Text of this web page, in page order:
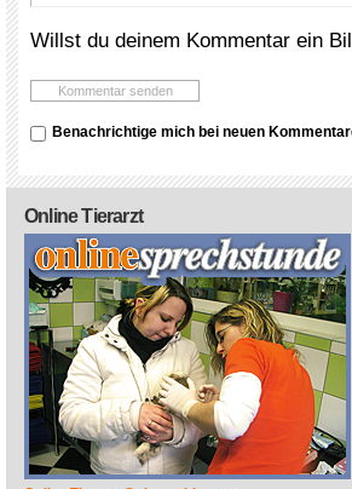
Willst du deinem Kommentar ein
Benachrichtige mich bei neuen
Online Tierarzt